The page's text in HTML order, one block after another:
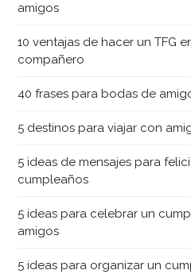
amigos
10 ventajas de hacer un TFG
compañero
40 frases para bodas de
5 destinos para viajar con
5 ideas de mensajes para
cumpleaños
5 ideas para celebrar un
amigos
5 ideas para organizar un